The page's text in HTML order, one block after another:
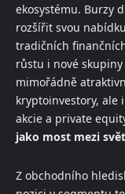
ekosystému. Burzy
rozšířit svou
tradičních
růstu i nové
mimořádně
kryptoinvestory, ale
akcie a private
jako most mezi
Z obchodního